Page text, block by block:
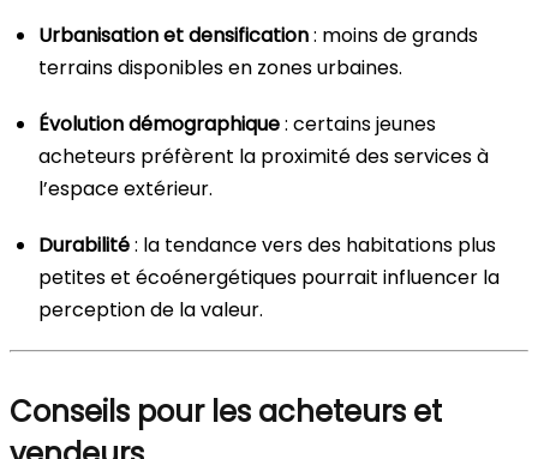
Urbanisation et densification: moins de grands
terrains disponibles en zones urbaines.
Évolution démographique: certains jeunes
acheteurs préfèrent la proximité des services à
l’espace extérieur.
Durabilité: la tendance vers des habitations plus
petites et écoénergétiques pourrait influencer la
perception de la valeur.
Conseils pour les acheteurs et